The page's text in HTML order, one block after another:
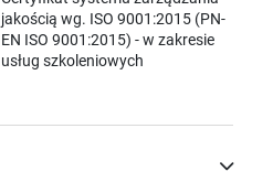
jakością wg. ISO 9001:2015 (PN-
EN ISO 9001:2015) - w zakresie
usług szkoleniowych